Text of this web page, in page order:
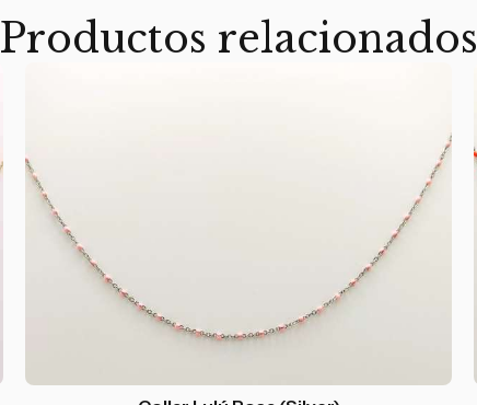
Productos relacionados